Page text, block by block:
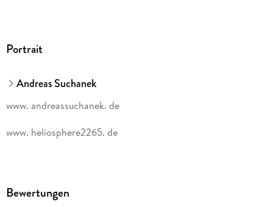
Portrait
Andreas Suchanek
www. andreassuchanek. de
www. heliosphere2265. de
Bewertungen